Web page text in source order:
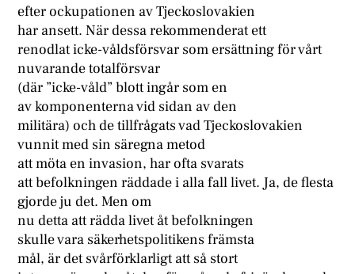
efter ockupationen av Tjeckoslovakien
har ansett. När dessa rekommenderat ett
renodlat icke-våldsförsvar som ersättning för vårt
nuvarande totalförsvar
(där ”icke-våld” blott ingår som en
av komponenterna vid sidan av den
militära) och de tillfrågats vad Tjeckoslovakien
vunnit med sin säregna metod
att möta en invasion, har ofta svarats
att befolkningen räddade i alla fall livet. Ja, de flesta
gjorde ju det. Men om
nu detta att rädda livet åt befolkningen
skulle vara säkerhetspolitikens främsta
mål, är det svårförklarligt att så stort